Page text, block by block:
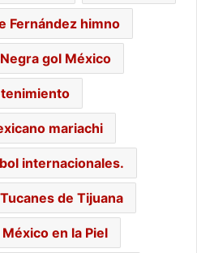
Fernández himno
gol México
mariachi
internacionales.
de Tijuana
en la Piel